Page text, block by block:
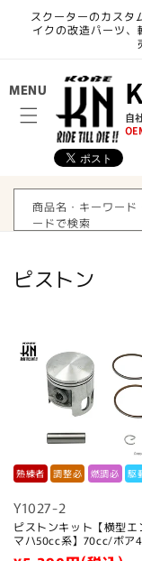
ンツに
進む
スクーターのカスタ
イクの改造パーツ
MENU
商品名・キーワード
ードで検索
コ
シ
ピストン
熟練者 調整必 燃調必 駆
Y1027-2
ピストンキット【横型エ
マハ50cc系】70cc/ボア